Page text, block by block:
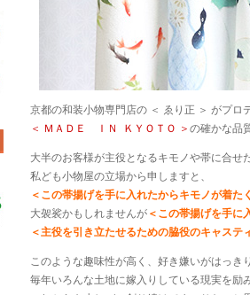
京都の和装小物専門店の ＜ ゑり正 ＞ がプロ
＜ ＭＡＤＥ ＩＮ ＫＹＯＴＯ ＞ の確かな品
大半のお客様が主役となるキモノや帯に合せ
私ども小物屋の立場から申しますと、
＜この帯揚げを手に入れたからキモノが着た
大袈裟かもしれませんが ＜この帯揚げを手に
＜主役を引き立たせるための脇役のキャステ
このような趣味性が高く、好き嫌いがはっ
毎年いろんな土地に嫁入りしている現実を励